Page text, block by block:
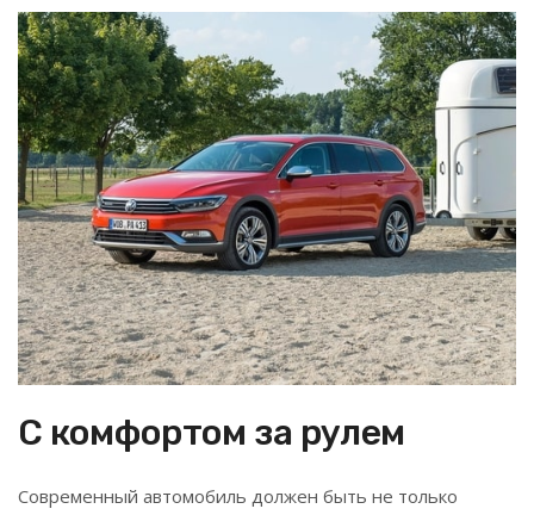
С комфортом за рулем
Современный автомобиль должен быть не только